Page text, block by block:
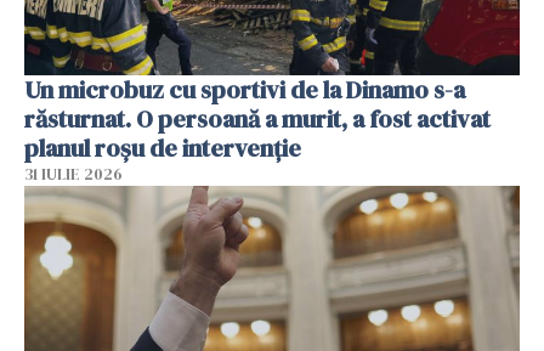
Un microbuz cu sportivi de la Dinamo s-a
răsturnat. O persoană a murit, a fost activat
planul roșu de intervenție
31 IULIE 2026